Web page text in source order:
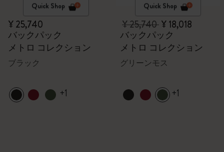
Quick Shop
¥ 25,740
バックパック
メトロ コレクション
ブラック
+1
Quick Shop
¥ 25,740¥ 18,018
バックパック
メトロ コレクション
グリーンモス
+1